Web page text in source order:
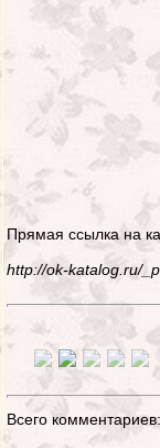
Прямая ссылка на
http://ok-katalog.ru/
Всего комментариев: